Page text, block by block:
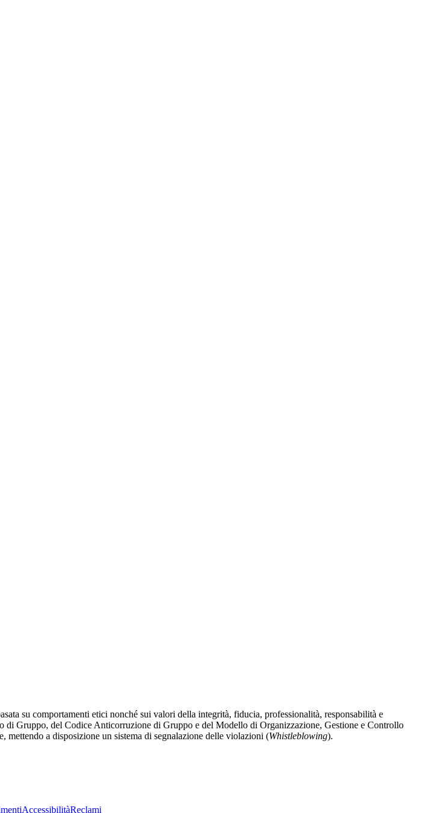
su comportamenti etici nonché sui valori della integrità, fiducia, professionalità, responsabilità e
Gruppo, del Codice Anticorruzione di Gruppo e del Modello di Organizzazione, Gestione e Controllo
a disposizione un sistema di segnalazione delle violazioni (Whistleblowing).
AccessibilitàReclami